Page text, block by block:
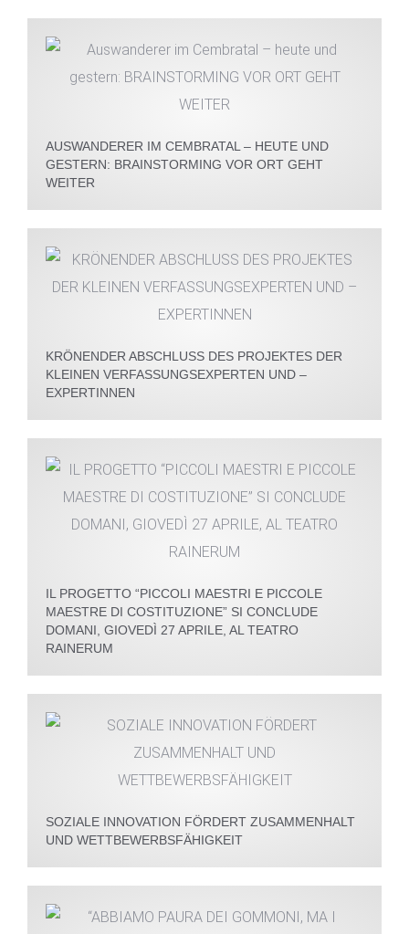
AUSWANDERER IM CEMBRATAL – HEUTE UND
GESTERN: BRAINSTORMING VOR ORT GEHT
WEITER
KRÖNENDER ABSCHLUSS DES PROJEKTES DER
KLEINEN VERFASSUNGSEXPERTEN UND –
EXPERTINNEN
IL PROGETTO “PICCOLI MAESTRI E PICCOLE
MAESTRE DI COSTITUZIONE” SI CONCLUDE
DOMANI, GIOVEDÌ 27 APRILE, AL TEATRO
RAINERUM
SOZIALE INNOVATION FÖRDERT ZUSAMMENHALT
UND WETTBEWERBSFÄHIGKEIT